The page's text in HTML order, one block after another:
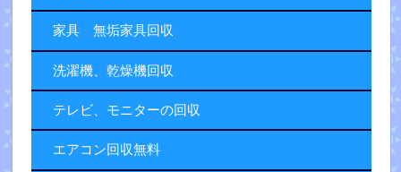
家具 無垢家具回収
洗濯機、乾燥機回収
テレビ、モニターの回収
エアコン回収無料